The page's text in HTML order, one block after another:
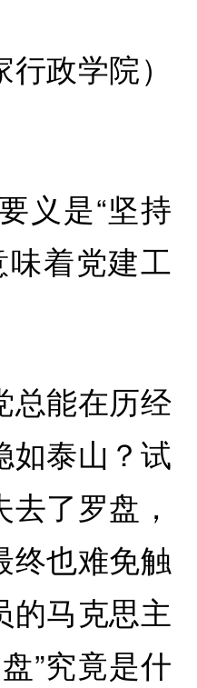
政学院）
义是“坚持
着党建工
总能在历经
如泰山？试
了罗盘，
终也难免触
的马克思主
”究竟是什